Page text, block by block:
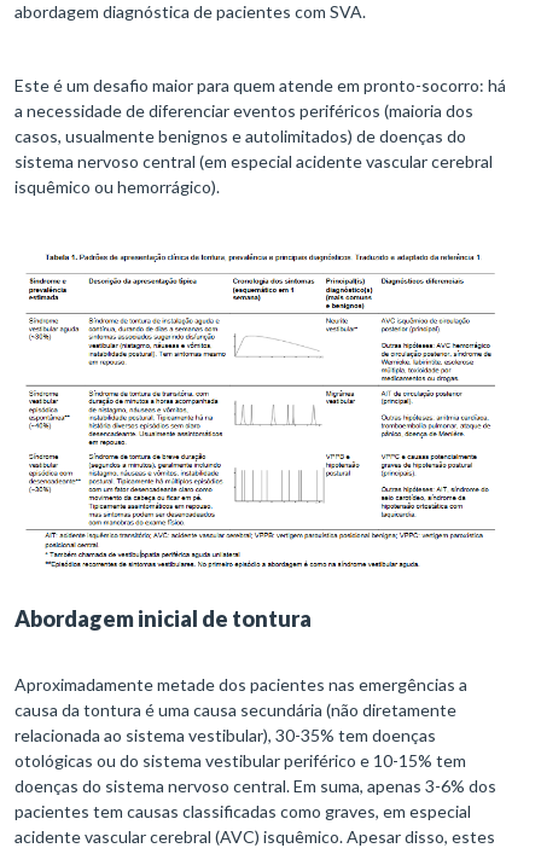
abordagem diagnóstica de pacientes com SVA.
Este é um desafio maior para quem atende em pronto-socorro: há
a necessidade de diferenciar eventos periféricos (maioria dos
casos, usualmente benignos e autolimitados) de doenças do
sistema nervoso central (em especial acidente vascular cerebral
isquêmico ou hemorrágico).
Abordagem inicial de tontura
Aproximadamente metade dos pacientes nas emergências a
causa da tontura é uma causa secundária (não diretamente
relacionada ao sistema vestibular), 30-35% tem doenças
otológicas ou do sistema vestibular periférico e 10-15% tem
doenças do sistema nervoso central. Em suma, apenas 3-6% dos
pacientes tem causas classificadas como graves, em especial
acidente vascular cerebral (AVC) isquêmico. Apesar disso, estes